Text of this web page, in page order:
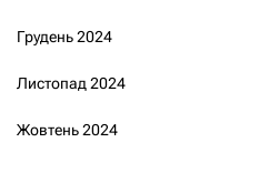
Грудень 2024
Листопад 2024
Жовтень 2024